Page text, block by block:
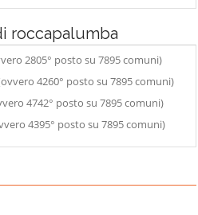
roccapalumba
2805° posto su 7895 comuni)
4260° posto su 7895 comuni)
4742° posto su 7895 comuni)
4395° posto su 7895 comuni)